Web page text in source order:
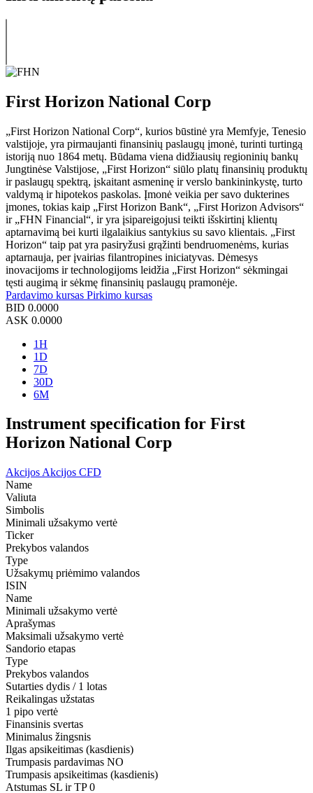
First Horizon National Corp
„First Horizon National Corp“, kurios būstinė yra Memfyje, Tenesio
valstijoje, yra pirmaujanti finansinių paslaugų įmonė, turinti turtingą
istoriją nuo 1864 metų. Būdama viena didžiausių regioninių bankų
Jungtinėse Valstijose, „First Horizon“ siūlo platų finansinių produktų
ir paslaugų spektrą, įskaitant asmeninę ir verslo bankininkystę, turto
valdymą ir hipotekos paskolas. Įmonė veikia per savo dukterines
įmones, tokias kaip „First Horizon Bank“, „First Horizon Advisors“
ir „FHN Financial“, ir yra įsipareigojusi teikti išskirtinį klientų
aptarnavimą bei kurti ilgalaikius santykius su savo klientais. „First
Horizon“ taip pat yra pasiryžusi grąžinti bendruomenėms, kurias
aptarnauja, per įvairias filantropines iniciatyvas. Dėmesys
inovacijoms ir technologijoms leidžia „First Horizon“ sėkmingai
tęsti augimą ir sėkmę finansinių paslaugų pramonėje.
Pardavimo kursas Pirkimo kursas
BID 0.0000
ASK 0.0000
1H
1D
7D
30D
6M
Instrument specification for First
Horizon National Corp
Akcijos Akcijos CFD
Name
Valiuta
Simbolis
Minimali užsakymo vertė
Ticker
Prekybos valandos
Type
Užsakymų priėmimo valandos
ISIN
Name
Minimali užsakymo vertė
Aprašymas
Maksimali užsakymo vertė
Sandorio etapas
Type
Prekybos valandos
Sutarties dydis / 1 lotas
Reikalingas užstatas
1 pipo vertė
Finansinis svertas
Minimalus žingsnis
Ilgas apsikeitimas (kasdienis)
Trumpasis pardavimas NO
Trumpasis apsikeitimas (kasdienis)
Atstumas SL ir TP 0